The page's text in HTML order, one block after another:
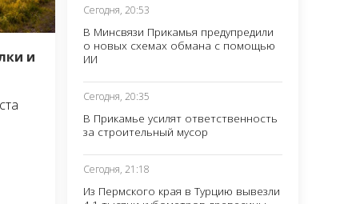
и
Сегодня, 20:53
В Минсвязи Прикамья предупредили
о новых схемах обмана с помощью
ИИ
Сегодня, 20:35
В Прикамье усилят ответственность
за строительный мусор
Сегодня, 21:18
Из Пермского края в Турцию вывезли